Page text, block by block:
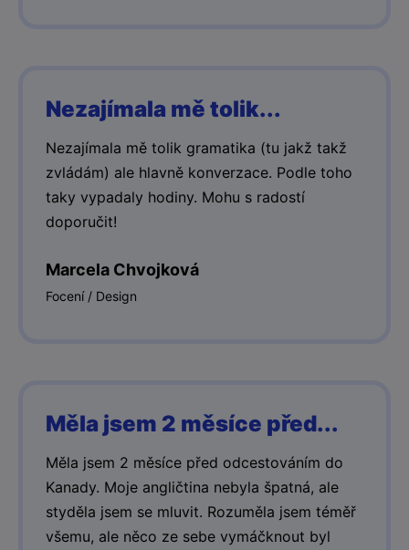
Nezajímala mě tolik...
Nezajímala mě tolik gramatika (tu jakž takž
zvládám) ale hlavně konverzace. Podle toho
taky vypadaly hodiny. Mohu s radostí
doporučit!
Marcela Chvojková
Focení / Design
Měla jsem 2 měsíce před...
Měla jsem 2 měsíce před odcestováním do
Kanady. Moje angličtina nebyla špatná, ale
styděla jsem se mluvit. Rozuměla jsem téměř
všemu, ale něco ze sebe vymáčknout byl